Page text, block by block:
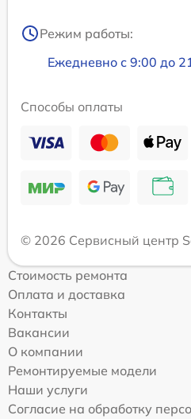
Режим работы:
Ежедневно с 9:00 до
Способы оплаты
© 2026 Сервисный центр
Стоимость ремонта
Оплата и доставка
Контакты
Вакансии
О компании
Ремонтируемые модели
Наши услуги
Согласие на обработку